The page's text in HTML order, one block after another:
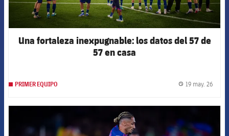
Una fortaleza inexpugnable: los datos del 57 de
57 en casa
PRIMER EQUIPO 19 may. 26
FCB Barcelona badge